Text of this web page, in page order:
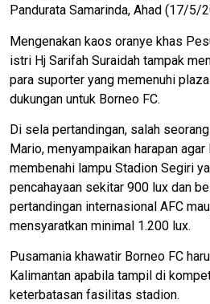
Pandurata Samarinda, Ahad (17/5/
Mengenakan kaos oranye khas
istri Hj Sarifah Suraidah tampak
para suporter yang memenuhi
dukungan untuk Borneo FC.
Di sela pertandingan, salah
Mario, menyampaikan harapan
membenahi lampu Stadion Segiri
pencahayaan sekitar 900 lux dan
pertandingan internasional AFC
mensyaratkan minimal 1.200 lux.
Pusamania khawatir Borneo FC
Kalimantan apabila tampil di
keterbatasan fasilitas stadion.